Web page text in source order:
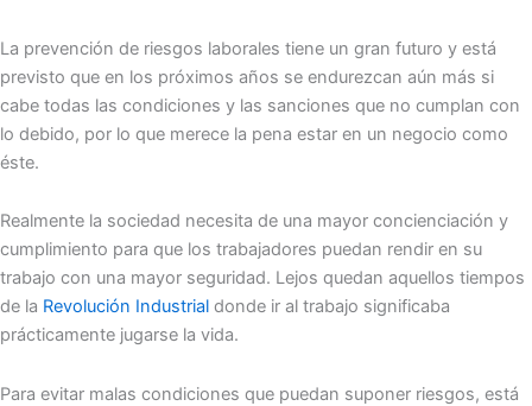
La prevención de riesgos laborales tiene un gran futuro y está
previsto que en los próximos años se endurezcan aún más si
cabe todas las condiciones y las sanciones que no cumplan con
lo debido, por lo que merece la pena estar en un negocio como
éste.
Realmente la sociedad necesita de una mayor concienciación y
cumplimiento para que los trabajadores puedan rendir en su
trabajo con una mayor seguridad. Lejos quedan aquellos tiempos
de la Revolución Industrial donde ir al trabajo significaba
prácticamente jugarse la vida.
Para evitar malas condiciones que puedan suponer riesgos, está